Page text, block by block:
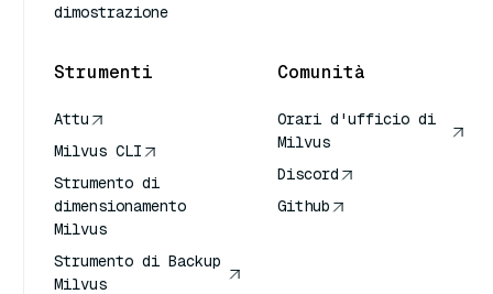
dimostrazione
Strumenti
Attu
Milvus CLI
Strumento di
dimensionamento
Milvus
Strumento di Backup
Milvus
Comunità
Orari d'ufficio di
Milvus
Discord
Github